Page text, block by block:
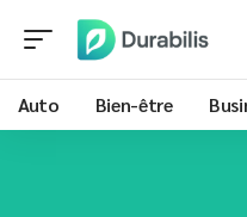
Auto Bien-être